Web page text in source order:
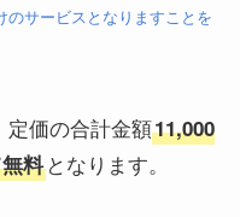
のサービスとなりますことを
価の合計金額11,000
料となります。